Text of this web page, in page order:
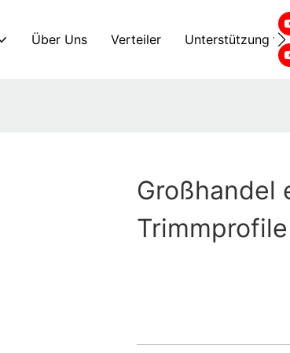
Über Uns Verteiler Unterstützung
Großhandel